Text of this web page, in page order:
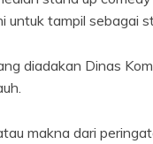
tampil sebagai
diadakan Dinas
makna dari